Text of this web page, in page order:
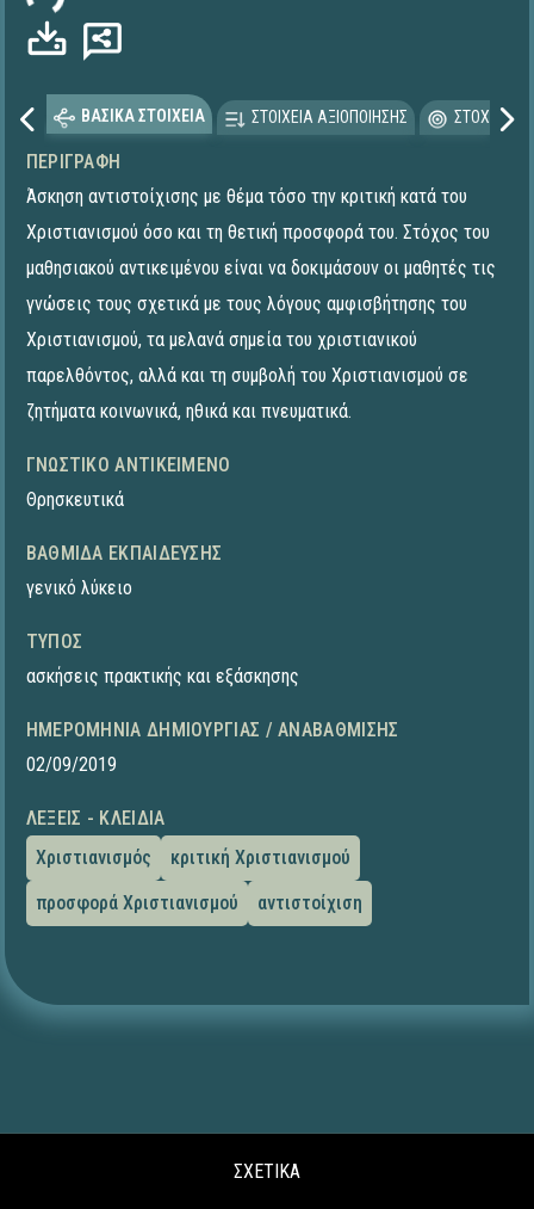
ΒΑΣΙΚΑ ΣΤΟΙΧΕΙΑ ΣΤΟΙΧΕΙΑ ΑΞΙΟΠΟΙΗΣΗΣ
ΠΕΡΙΓΡΑΦΉ
Άσκηση αντιστοίχισης με θέμα τόσο την κριτική κατά του
Χριστιανισμού όσο και τη θετική προσφορά του. Στόχος του
μαθησιακού αντικειμένου είναι να δοκιμάσουν οι μαθητές τις
γνώσεις τους σχετικά με τους λόγους αμφισβήτησης του
Χριστιανισμού, τα μελανά σημεία του χριστιανικού
παρελθόντος, αλλά και τη συμβολή του Χριστιανισμού σε
ζητήματα κοινωνικά, ηθικά και πνευματικά.
ΓΝΩΣΤΙΚΌ ΑΝΤΙΚΕΊΜΕΝΟ
Θρησκευτικά
ΒΑΘΜΊΔΑ ΕΚΠΑΊΔΕΥΣΗΣ
γενικό λύκειο
ΤΎΠΟΣ
ασκήσεις πρακτικής και εξάσκησης
ΗΜΕΡΟΜΗΝΊΑ ΔΗΜΙΟΥΡΓΊΑΣ / ΑΝΑΒΆΘΜΙΣΗΣ
02/09/2019
ΛΈΞΕΙΣ - ΚΛΕΙΔΙΆ
Χριστιανισμός
κριτική Χριστιανισμού
προσφορά Χριστιανισμού
αντιστοίχιση
ΣΧΕΤΙΚΑ